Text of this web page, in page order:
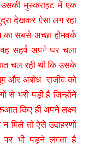
मुस्कराहट में एक
देखकर ऐसा लग रहा
सबसे अच्छा होमवर्क
सहर्ष अपने घर चला
चल रही थी कि उसके
और अबोध राजीव को
से भरी पड़ी है जिन्होंने
किए ही अपने लक्ष्य
न मिले तो ऐसे उदाहरणों
पर भी पड़ने लगता है